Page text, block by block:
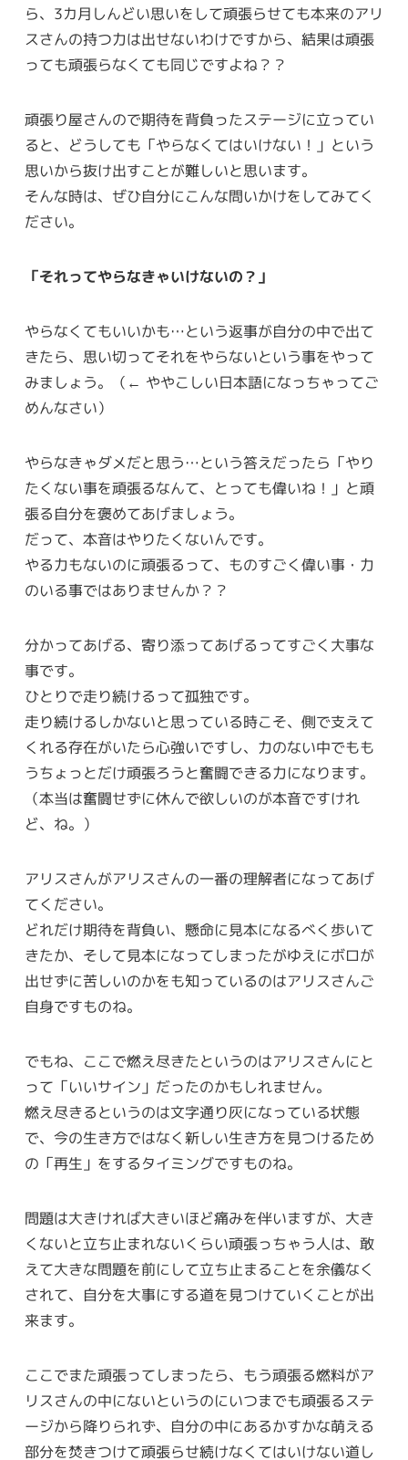
ら、3カ月しんどい思いをして頑張らせても本来のアリ
スさんの持つ力は出せないわけですから、結果は頑張
っても頑張らなくても同じですよね？？
頑張り屋さんので期待を背負ったステージに立ってい
ると、どうしても「やらなくてはいけない！」という
思いから抜け出すことが難しいと思います。
そんな時は、ぜひ自分にこんな問いかけをしてみてく
ださい。
「それってやらなきゃいけないの？」
やらなくてもいいかも…という返事が自分の中で出て
きたら、思い切ってそれをやらないという事をやって
みましょう。（← ややこしい日本語になっちゃってご
めんなさい）
やらなきゃダメだと思う…という答えだったら「やり
たくない事を頑張るなんて、とっても偉いね！」と頑
張る自分を褒めてあげましょう。
だって、本音はやりたくないんです。
やる力もないのに頑張るって、ものすごく偉い事・力
のいる事ではありませんか？？
分かってあげる、寄り添ってあげるってすごく大事な
事です。
ひとりで走り続けるって孤独です。
走り続けるしかないと思っている時こそ、側で支えて
くれる存在がいたら心強いですし、力のない中でもも
うちょっとだけ頑張ろうと奮闘できる力になります。
（本当は奮闘せずに休んで欲しいのが本音ですけれ
ど、ね。）
アリスさんがアリスさんの一番の理解者になってあげ
てください。
どれだけ期待を背負い、懸命に見本になるべく歩いて
きたか、そして見本になってしまったがゆえにボロが
出せずに苦しいのかをも知っているのはアリスさんご
自身ですものね。
でもね、ここで燃え尽きたというのはアリスさんにと
って「いいサイン」だったのかもしれません。
燃え尽きるというのは文字通り灰になっている状態
で、今の生き方ではなく新しい生き方を見つけるため
の「再生」をするタイミングですものね。
問題は大きければ大きいほど痛みを伴いますが、大き
くないと立ち止まれないくらい頑張っちゃう人は、敢
えて大きな問題を前にして立ち止まることを余儀なく
されて、自分を大事にする道を見つけていくことが出
来ます。
ここでまた頑張ってしまったら、もう頑張る燃料がア
リスさんの中にないというのにいつまでも頑張るステ
ージから降りられず、自分の中にあるかすかな萌える
部分を焚きつけて頑張らせ続けなくてはいけない道し